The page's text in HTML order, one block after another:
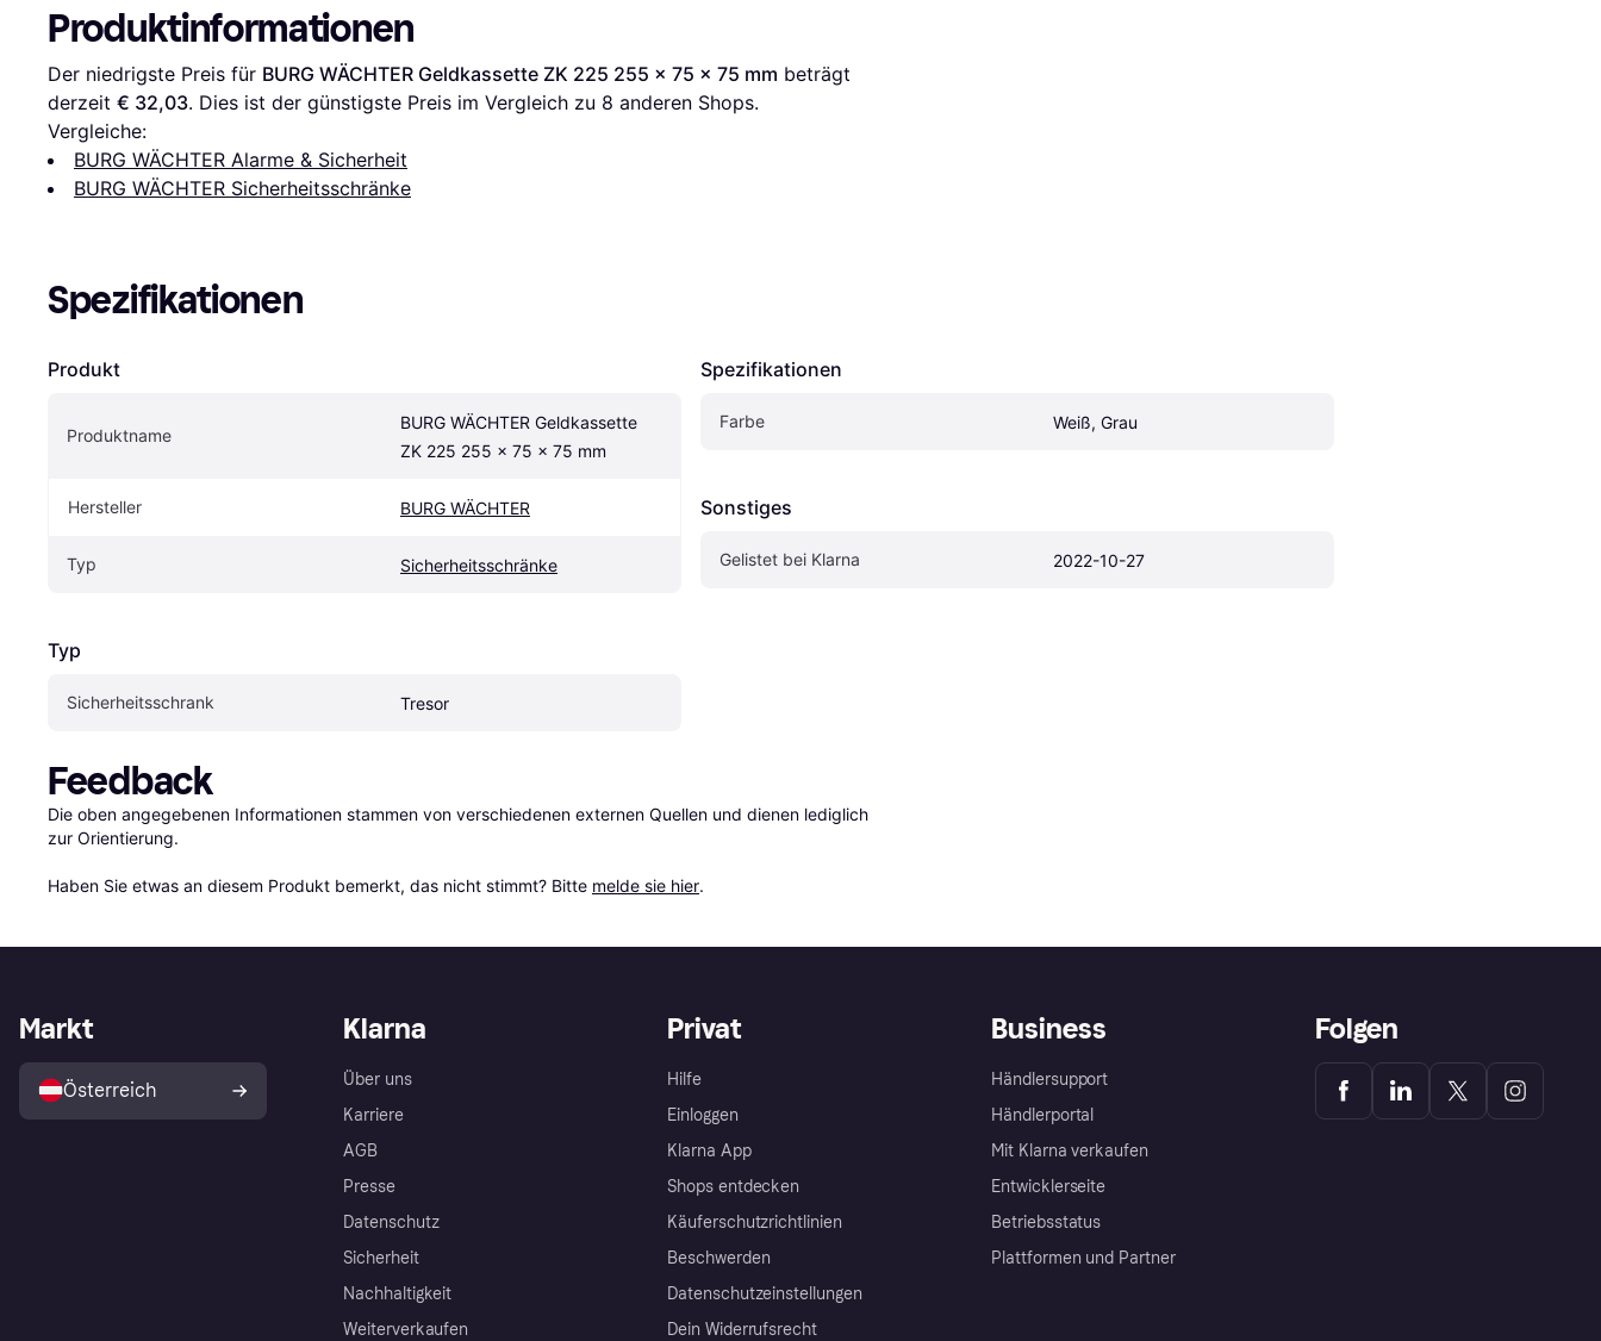
Produktinformationen
Der niedrigste Preis für BURG WÄCHTER Geldkassette ZK 225 255 x 75 x 75 mm beträgt
derzeit € 32,03. Dies ist der günstigste Preis im Vergleich zu 8 anderen Shops.
Vergleiche:
BURG WÄCHTER Alarme & Sicherheit
BURG WÄCHTER Sicherheitsschränke
Spezifikationen
Produkt
Produktname
BURG WÄCHTER Geldkassette
ZK 225 255 x 75 x 75 mm
Hersteller BURG WÄCHTER
Typ Sicherheitsschränke
Typ
Sicherheitsschrank Tresor
Spezifikationen
Farbe Weiß, Grau
Sonstiges
Gelistet bei Klarna 2022-10-27
Feedback
Die oben angegebenen Informationen stammen von verschiedenen externen Quellen und dienen lediglich
zur Orientierung.
Haben Sie etwas an diesem Produkt bemerkt, das nicht stimmt? Bitte melde sie hier.
Klarna
Über uns
Karriere
AGB
Presse
Datenschutz
Sicherheit
Nachhaltigkeit
Weiterverkaufen
Privat
Hilfe
Einloggen
Klarna App
Shops entdecken
Käuferschutzrichtlinien
Beschwerden
Datenschutzeinstellungen
Dein Widerrufsrecht
Business
Händlersupport
Händlerportal
Mit Klarna verkaufen
Entwicklerseite
Betriebsstatus
Plattformen und Partner
Markt
Österreich
Folgen